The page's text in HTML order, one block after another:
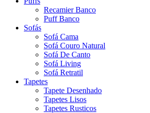
Recamier Banco
Puff Banco
Sofás
Sofá Cama
Sofá Couro Natural
Sofá De Canto
Sofá Living
Sofá Retratil
Tapetes
Tapete Desenhado
Tapetes Lisos
Tapetes Rusticos